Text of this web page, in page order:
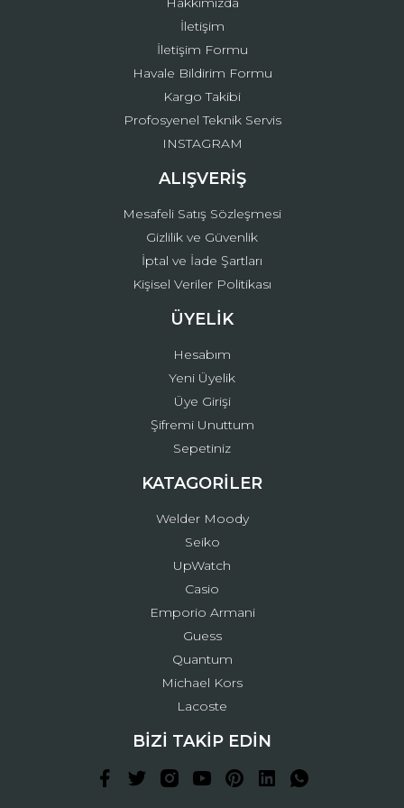
Gönder
İletişim
İletişim Formu
Havale Bildirim Formu
Kargo Takibi
Profosyenel Teknik Servis
INSTAGRAM
ALIŞVERİŞ
Mesafeli Satış Sözleşmesi
Gizlilik ve Güvenlik
İptal ve İade Şartları
Kişisel Veriler Politikası
ÜYELİK
Hesabım
Yeni Üyelik
Üye Girişi
Şifremi Unuttum
Sepetiniz
KATAGORİLER
Welder Moody
Seiko
UpWatch
Casio
Emporio Armani
Guess
Quantum
Michael Kors
Lacoste
BİZİ TAKİP EDİN